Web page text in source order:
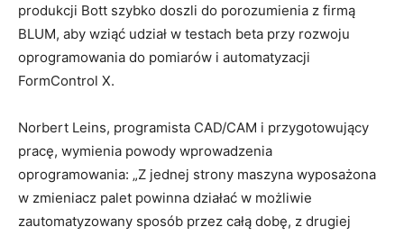
produkcji Bott szybko doszli do porozumienia z firmą
BLUM, aby wziąć udział w testach beta przy rozwoju
oprogramowania do pomiarów i automatyzacji
FormControl X.
Norbert Leins, programista CAD/CAM i przygotowujący
pracę, wymienia powody wprowadzenia
oprogramowania: „Z jednej strony maszyna wyposażona
w zmieniacz palet powinna działać w możliwie
zautomatyzowany sposób przez całą dobę, z drugiej